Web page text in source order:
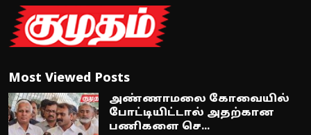
Most Viewed Posts
அண்ணாமலை கோவையில்
போட்டியிட்டால் அதற்கான
பணிகளை செ...